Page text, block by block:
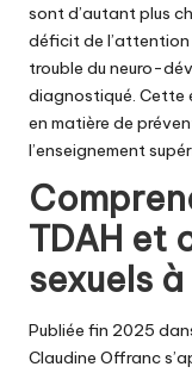
sont d’autant plus
déficit de
trouble du neuro-
diagnostiqué. Cette
en matière de
l’enseignement
TDAH et
sexuels
Publiée fin 2025
Claudine Offranc